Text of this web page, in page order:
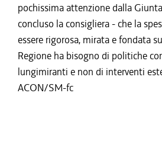
pochissima attenzione dalla
concluso la consigliera - che la
essere rigorosa, mirata e fondata
Regione ha bisogno di politiche
lungimiranti e non di interventi
ACON/SM-fc